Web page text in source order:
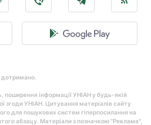
дотримано.
поширення інформації УНІАН у будь-якій
згоди УНІАН. Цитування матеріалів сайту
для пошукових систем гіперпосилання на
абзацу. Матеріали з позначкою "Реклама",